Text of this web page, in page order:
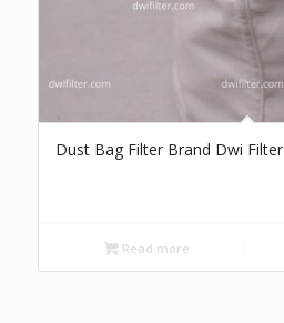
Dust Bag Filter Brand Dwi Filter
Read more